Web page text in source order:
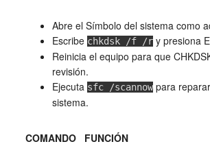
Abre el Símbolo del sistema como
Escribe chkdsk /f /ry presiona
Reinicia el equipo para que
revisión.
Ejecuta sfc /scannowpara
sistema.
COMANDO FUNCIÓN